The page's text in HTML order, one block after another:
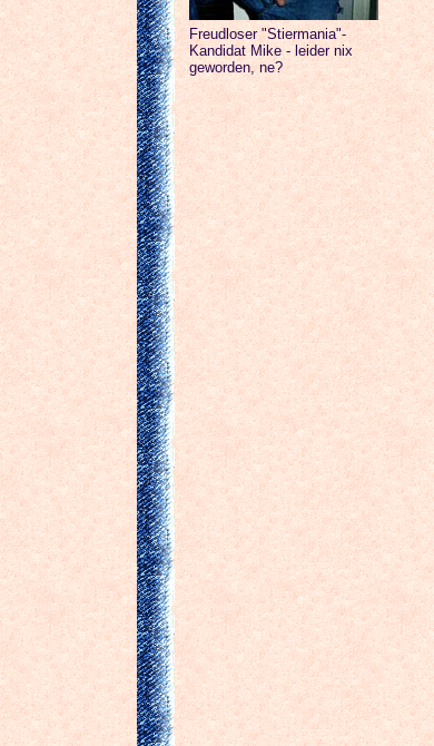
Freudloser "Stiermania"-
Kandidat Mike - leider nix
geworden, ne?